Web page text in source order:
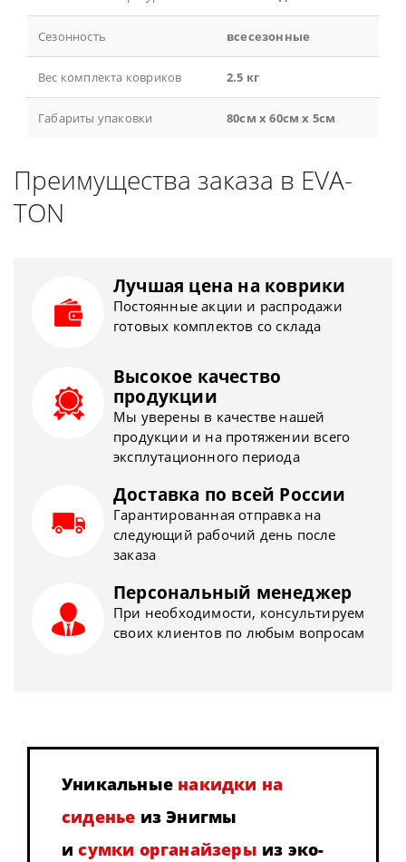
Сезонность всесезонные
Вес комплекта ковриков 2.5 кг
Габариты упаковки 80см x 60см x 5см
Преимущества заказа в EVA-
TON
Лучшая цена на коврики
Постоянные акции и распродажи
готовых комплектов со склада
Высокое качество
продукции
Мы уверены в качестве нашей
продукции и на протяжении всего
эксплутационного периода
Доставка по всей России
Гарантированная отправка на
следующий рабочий день после
заказа
Персональный менеджер
При необходимости, консультируем
своих клиентов по любым вопросам
Уникальные накидки на
сиденье из Энигмы
исумки органайзеры из эко-